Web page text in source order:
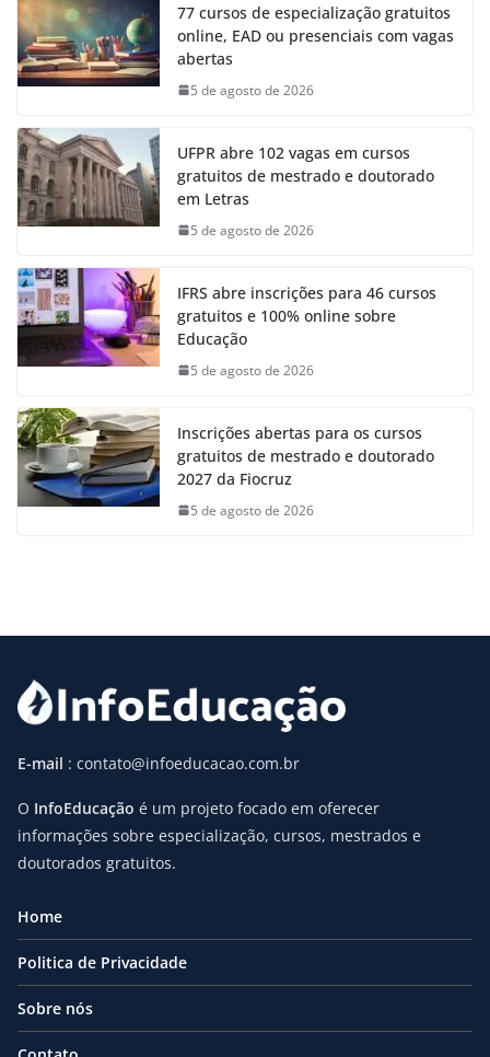
77 cursos de especialização gratuitos
online, EAD ou presenciais com vagas
abertas
5 de agosto de 2026
UFPR abre 102 vagas em cursos
gratuitos de mestrado e doutorado
em Letras
5 de agosto de 2026
IFRS abre inscrições para 46 cursos
gratuitos e 100% online sobre
Educação
5 de agosto de 2026
Inscrições abertas para os cursos
gratuitos de mestrado e doutorado
2027 da Fiocruz
5 de agosto de 2026
E-mail : contato@infoeducacao.com.br
O InfoEducação é um projeto focado em oferecer
informações sobre especialização, cursos, mestrados e
doutorados gratuitos.
Home
Politica de Privacidade
Sobre nós